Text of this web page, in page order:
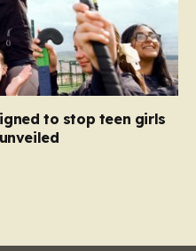
to stop teen girls